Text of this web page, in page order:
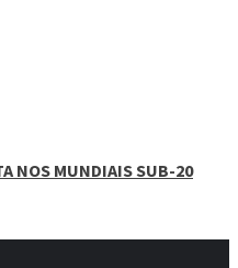
NOS MUNDIAIS SUB-20